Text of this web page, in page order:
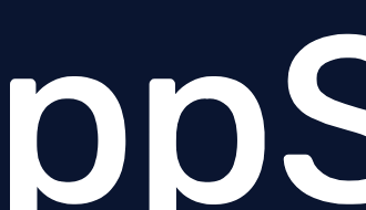
JavaScript (navigateur)